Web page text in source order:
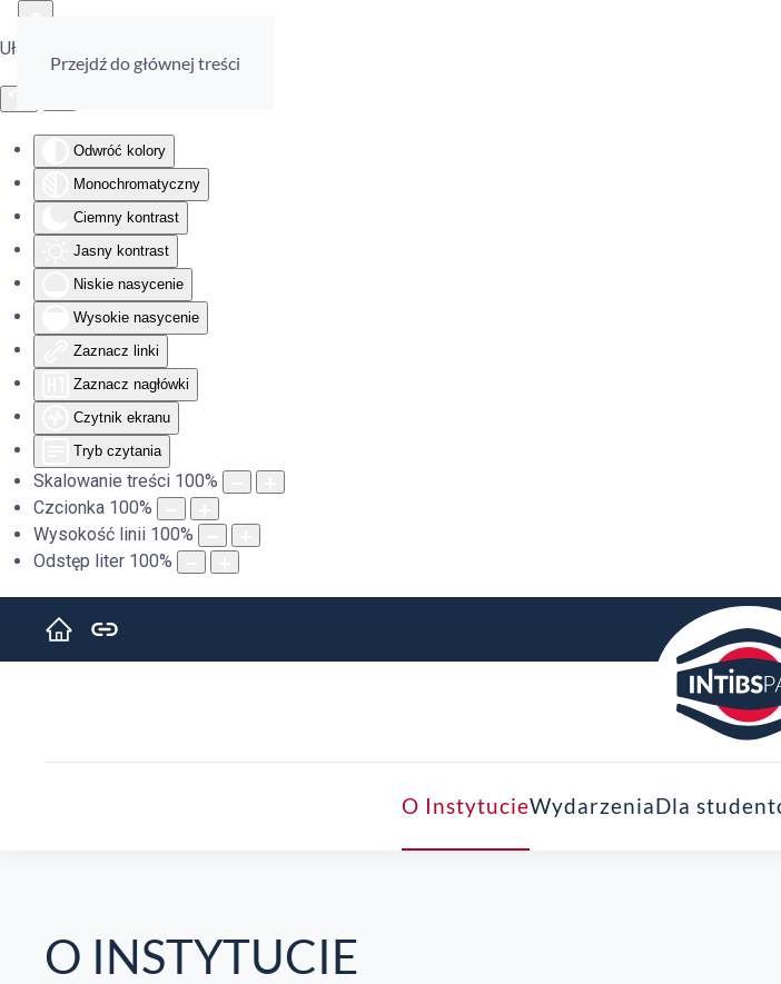
Ułatwienia dostępu
Odwróć kolory
Monochromatyczny
Ciemny kontrast
Jasny kontrast
Niskie nasycenie
Wysokie nasycenie
Zaznacz linki
Zaznacz nagłówki
Czytnik ekranu
Tryb czytania
Skalowanie treści 100%
Czcionka 100%
Wysokość linii 100%
Odstęp liter 100%
Przejdź do głównej treści
O InstytucieWydarzeniaDla
O INSTYTUCIE